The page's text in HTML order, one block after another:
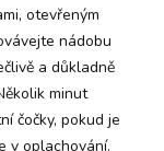
otevřeným
nádobu
a důkladně
minut
čočky, pokud je
v oplachování.